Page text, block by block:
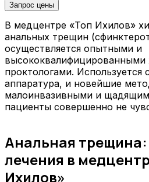
Запрос цены
В медцентре «Топ Ихилов»
анальных трещин
осуществляется опытными и
высококвалифицированными
проктологами. Используется
аппаратура, и новейшие
малоинвазивными и
пациенты совершенно не
Анальная
лечения в
Ихилов»